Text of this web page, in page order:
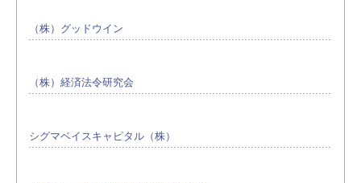
（株）グッドウイン
（株）経済法令研究会
シグマベイスキャピタル（株）